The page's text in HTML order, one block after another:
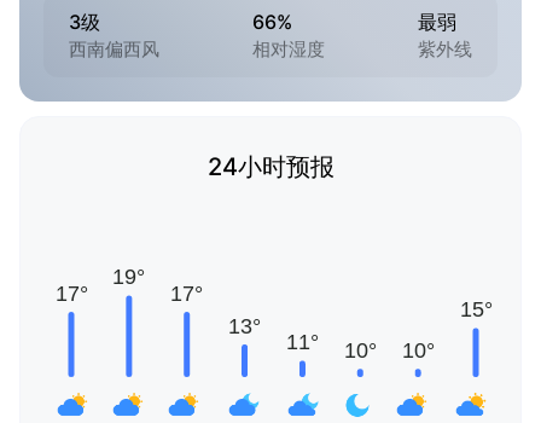
3级
西南偏西风
66%
相对湿度
最弱
紫外线
24小时预报